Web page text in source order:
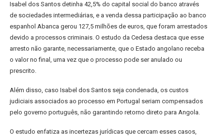
Isabel dos Santos detinha 42,5% do capital social do banco através
de sociedades intermediárias, e a venda dessa participação ao banco
espanhol Abanca gerou 127,5 milhões de euros, que foram arrestados
devido a processos criminais. O estudo da Cedesa destaca que esse
arresto não garante, necessariamente, que o Estado angolano receba
o valor no final, uma vez que o processo pode ser anulado ou
prescrito.
Além disso, caso Isabel dos Santos seja condenada, os custos
judiciais associados ao processo em Portugal seriam compensados
pelo governo português, não garantindo retorno direto para Angola.
O estudo enfatiza as incertezas jurídicas que cercam esses casos,